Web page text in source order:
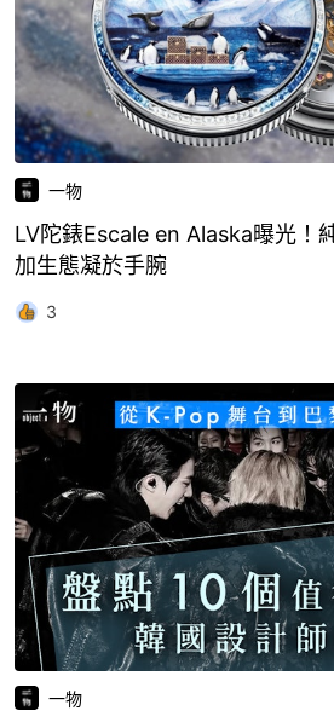
一物
LV陀錶Escale en Alaska曝光！
加生態凝於手腕
3
一物